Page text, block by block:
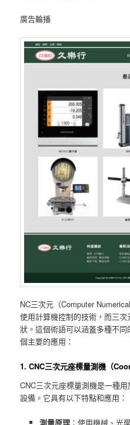
廣告輪播
NC三次元（Computer
使用計算機控制的技術，而三
狀。這個術語可以涵蓋多種不
個主要的應用：
1. CNC三次元座標量測機（
CNC三次元座標量測機是一種
設備。它具有以下特點和應用：
測量原理：使用機械、光